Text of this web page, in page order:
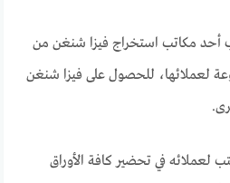
مكاتب استخراج فيزا شنغن من
لعملائها، للحصول على فيزا شنغن
لعملائه في تحضير كافة الأوراق